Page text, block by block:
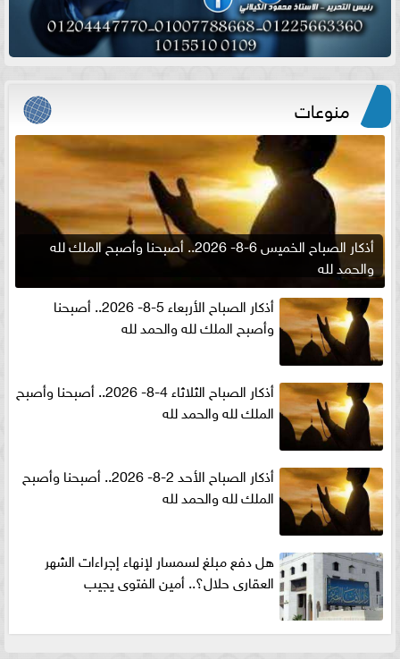
منوعات
أذكار الصباح الخميس 6-8- 2026.. أصبحنا وأصبح الملك لله
والحمد لله
أذكار الصباح الأربعاء 5-8- 2026.. أصبحنا
وأصبح الملك لله والحمد لله
أذكار الصباح الثلاثاء 4-8- 2026.. أصبحنا وأصبح
الملك لله والحمد لله
أذكار الصباح الأحد 2-8- 2026.. أصبحنا وأصبح
الملك لله والحمد لله
هل دفع مبلغ لسمسار لإنهاء إجراءات الشهر
العقارى حلال؟.. أمين الفتوى يجيب